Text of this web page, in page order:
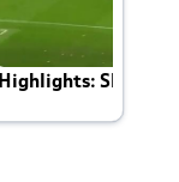
Highlights: Skotland